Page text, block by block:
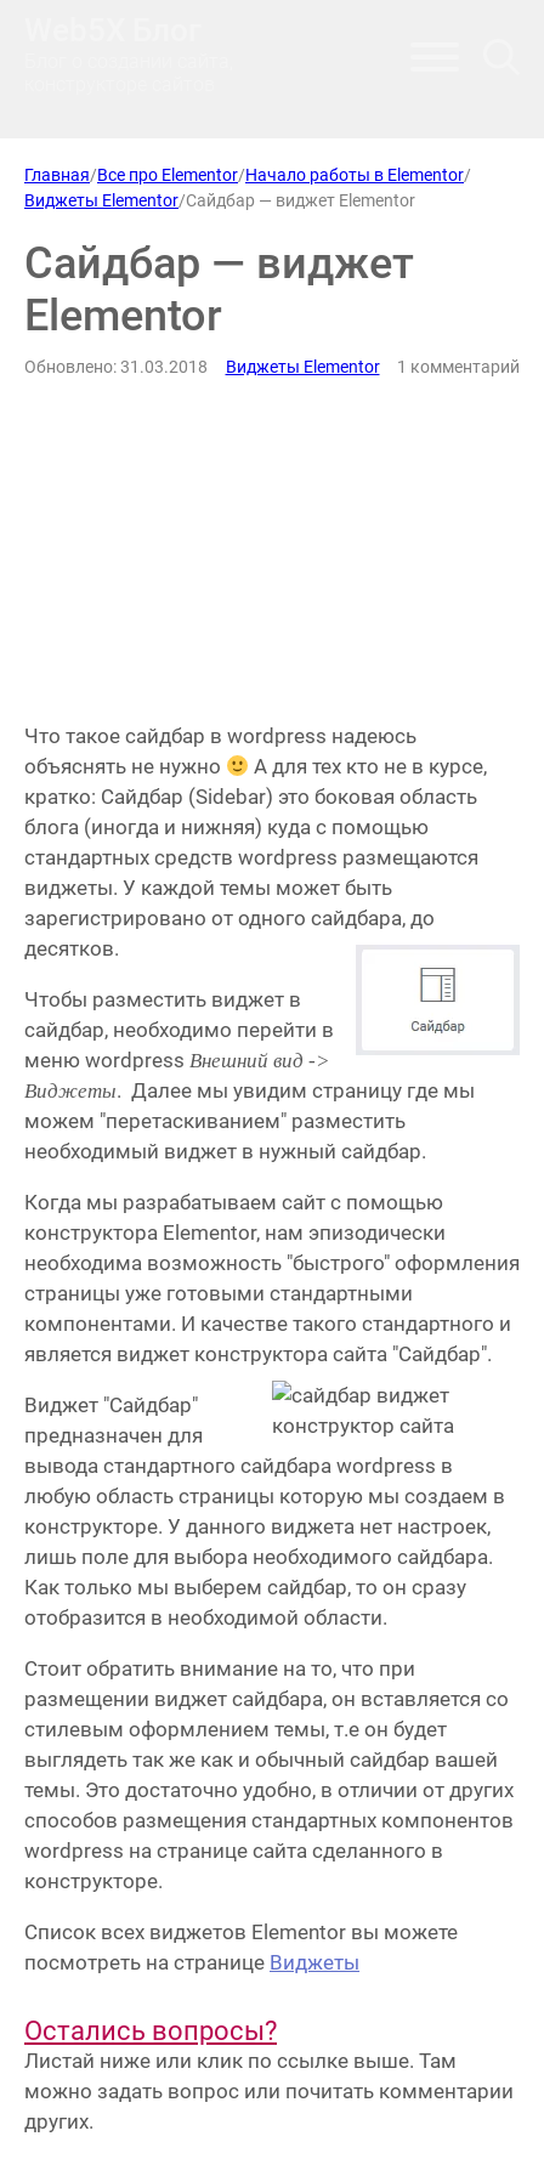
Главная/Все про Elementor/Начало работы в Elementor/
Виджеты Elementor/Сайдбар — виджет Elementor
Сайдбар — виджет
Elementor
Обновлено: 31.03.2018 Виджеты Elementor 1 комментарий
Что такое сайдбар в wordpress надеюсь
объяснять не нужно
А для тех кто не в курсе,
кратко: Сайдбар (Sidebar) это боковая область
блога (иногда и нижняя) куда с помощью
стандартных средств wordpress размещаются
виджеты. У каждой темы может быть
зарегистрировано от одного сайдбара, до
десятков.
Чтобы разместить виджет в
сайдбар, необходимо перейти в
меню wordpress Внешний вид ->
Виджеты. Далее мы увидим страницу где мы
можем "перетаскиванием" разместить
необходимый виджет в нужный сайдбар.
Когда мы разрабатываем сайт с помощью
конструктора Elementor, нам эпизодически
необходима возможность "быстрого" оформления
страницы уже готовыми стандартными
компонентами. И качестве такого стандартного и
является виджет конструктора сайта "Сайдбар".
Виджет "Сайдбар"
предназначен для
вывода стандартного сайдбара wordpress в
любую область страницы которую мы создаем в
конструкторе. У данного виджета нет настроек,
лишь поле для выбора необходимого сайдбара.
Как только мы выберем сайдбар, то он сразу
отобразится в необходимой области.
Стоит обратить внимание на то, что при
размещении виджет сайдбара, он вставляется со
стилевым оформлением темы, т.е он будет
выглядеть так же как и обычный сайдбар вашей
темы. Это достаточно удобно, в отличии от других
способов размещения стандартных компонентов
wordpress на странице сайта сделанного в
конструкторе.
Список всех виджетов Elementor вы можете
посмотреть на странице Виджеты
Остались вопросы?
Листай ниже или клик по ссылке выше. Там
можно задать вопрос или почитать комментарии
других.